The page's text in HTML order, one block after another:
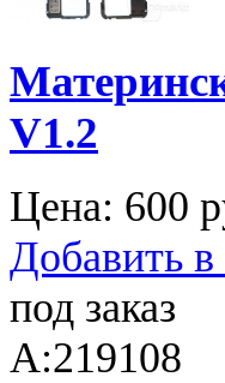
V1.2
Цена: 600
Добавить в
под заказ
A:219108